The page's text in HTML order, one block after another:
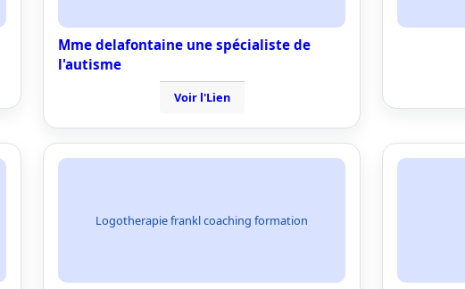
Mme delafontaine une spécialiste de
l'autisme
Voir l'Lien
Logotherapie frankl coaching formation